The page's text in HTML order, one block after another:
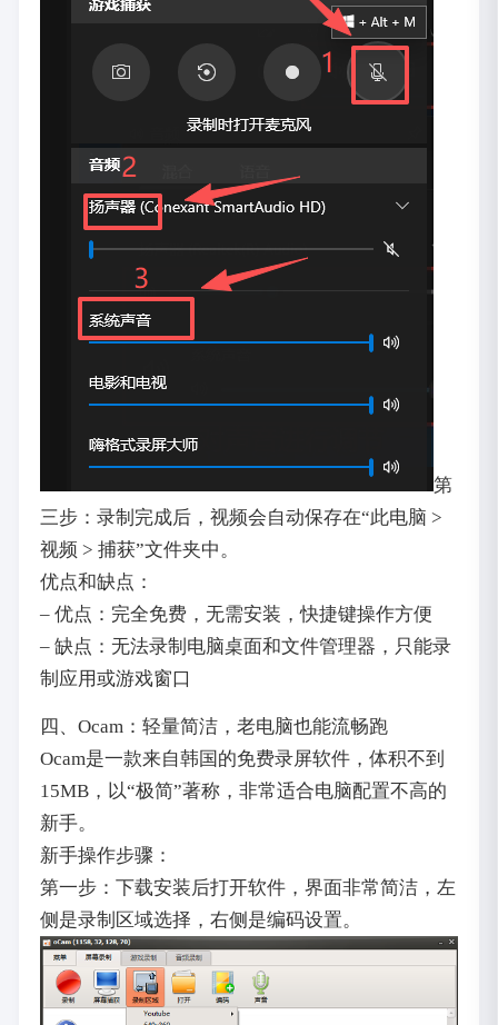
第
三步：录制完成后，视频会自动保存在“此电脑 >
视频 > 捕获”文件夹中。
优点和缺点：
– 优点：完全免费，无需安装，快捷键操作方便
– 缺点：无法录制电脑桌面和文件管理器，只能录
制应用或游戏窗口
四、Ocam：轻量简洁，老电脑也能流畅跑
Ocam是一款来自韩国的免费录屏软件，体积不到
15MB，以“极简”著称，非常适合电脑配置不高的
新手。
新手操作步骤：
第一步：下载安装后打开软件，界面非常简洁，左
侧是录制区域选择，右侧是编码设置。